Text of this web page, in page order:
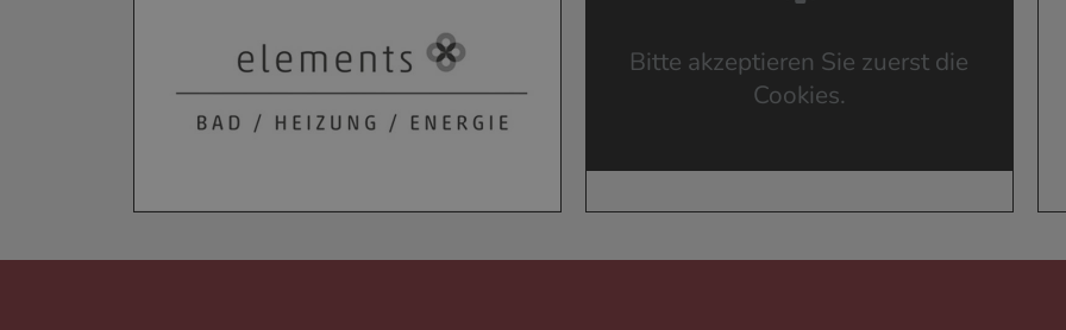
Bitte akzeptieren Sie zuerst die
Cookies.